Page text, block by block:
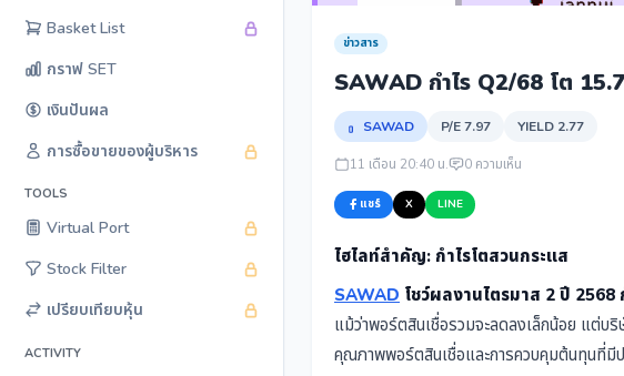
Basket List
กราฟ SET
เงินปันผล
การซื้อขายของผู้บริหาร
TOOLS
Virtual Port
Stock Filter
เปรียบเทียบหุ้น
ACTIVITY
ข่าวสาร
SAWAD กำไร Q2/68 โต
SAWAD P/E 7.97 YIELD 2.77
11 เดือน 20:40 น. 0 ความเห็น
แชร์ X LINE
ไฮไลท์สำคัญ: กำไรโตสวนกระแส
SAWAD โชว์ผลงานไตรมาส 2 ปี
แม้ว่าพอร์ตสินเชื่อรวมจะลดลงเล็กน้อย แต่บริ
คุณภาพพอร์ตสินเชื่อและการควบคุมต้นทุนที่มี